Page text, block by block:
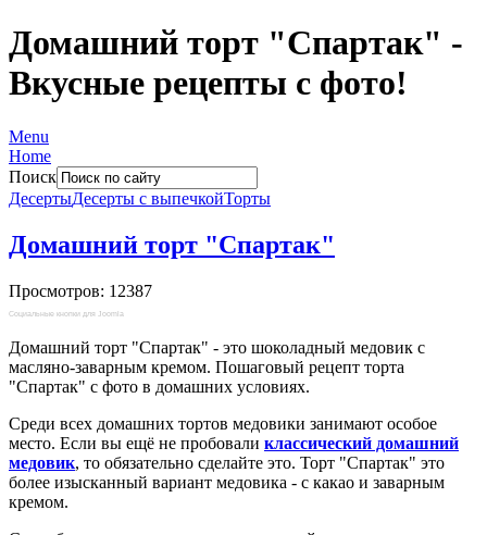
Домашний торт "Спартак" -
Вкусные рецепты с фото!
Menu
Home
Поиск
ДесертыДесерты с выпечкойТорты
Домашний торт "Спартак"
Просмотров: 12387
Социальные кнопки для Joomla
Домашний торт "Спартак" - это шоколадный медовик с
масляно-заварным кремом. Пошаговый рецепт торта
"Спартак" с фото в домашних условиях.
Среди всех домашних тортов медовики занимают особое
место. Если вы ещё не пробовали классический домашний
медовик, то обязательно сделайте это. Торт "Спартак" это
более изысканный вариант медовика - с какао и заварным
кремом.